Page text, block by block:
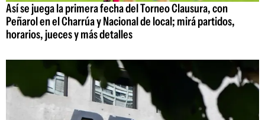
Así se juega la primera fecha del Torneo Clausura, con
Peñarol en el Charrúa y Nacional de local; mirá partidos,
horarios, jueces y más detalles